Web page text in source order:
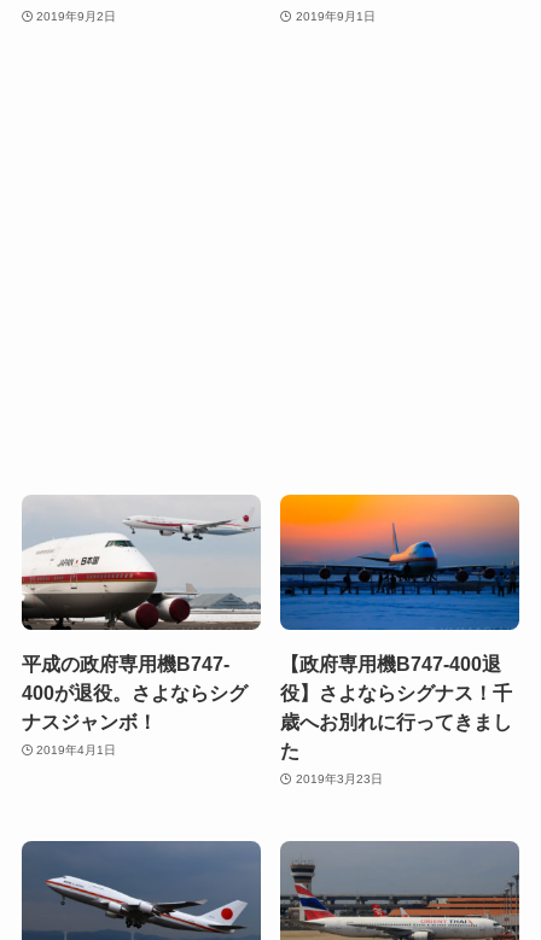
2019年9月2日 2019年9月1日
平成の政府専用機B747-
400が退役。さよならシグ
ナスジャンボ！
2019年4月1日
【政府専用機B747-400退
役】さよならシグナス！千
歳へお別れに行ってきまし
た
2019年3月23日